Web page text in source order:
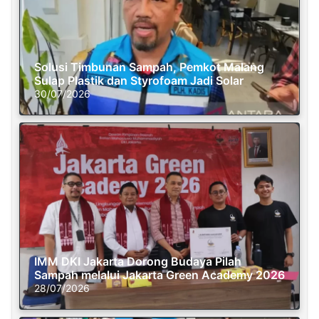
Solusi Timbunan Sampah, Pemkot Malang
Sulap Plastik dan Styrofoam Jadi Solar
30/07/2026
IMM DKI Jakarta Dorong Budaya Pilah
Sampah melalui Jakarta Green Academy 2026
28/07/2026